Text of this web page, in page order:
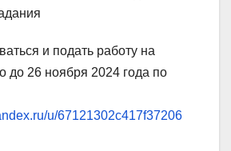
и подать работу на
до 26 ноября 2024 года по
u/67121302c417f37206